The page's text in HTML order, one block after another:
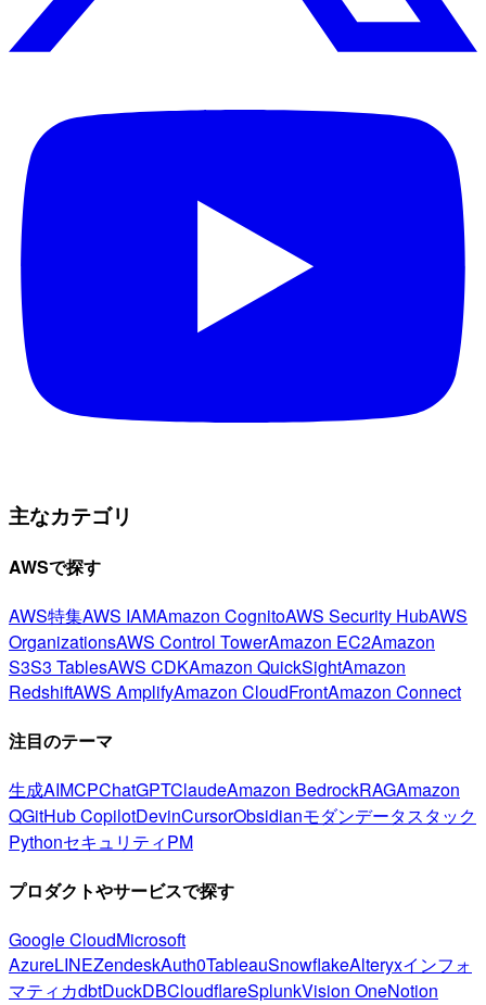
主なカテゴリ
AWSで探す
AWS特集AWS IAMAmazon CognitoAWS Security HubAWS
OrganizationsAWS Control TowerAmazon EC2Amazon
S3S3 TablesAWS CDKAmazon QuickSightAmazon
RedshiftAWS AmplifyAmazon CloudFrontAmazon Connect
注目のテーマ
生成AIMCPChatGPTClaudeAmazon BedrockRAGAmazon
QGitHub CopilotDevinCursorObsidianモダンデータスタック
PythonセキュリティPM
プロダクトやサービスで探す
Google CloudMicrosoft
AzureLINEZendeskAuth0TableauSnowflakeAlteryxインフォ
マティカdbtDuckDBCloudflareSplunkVision OneNotion